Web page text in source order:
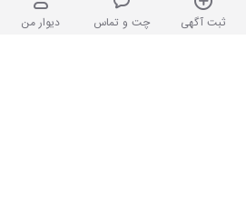
ثبت آگهی چت و تماس دیوار من